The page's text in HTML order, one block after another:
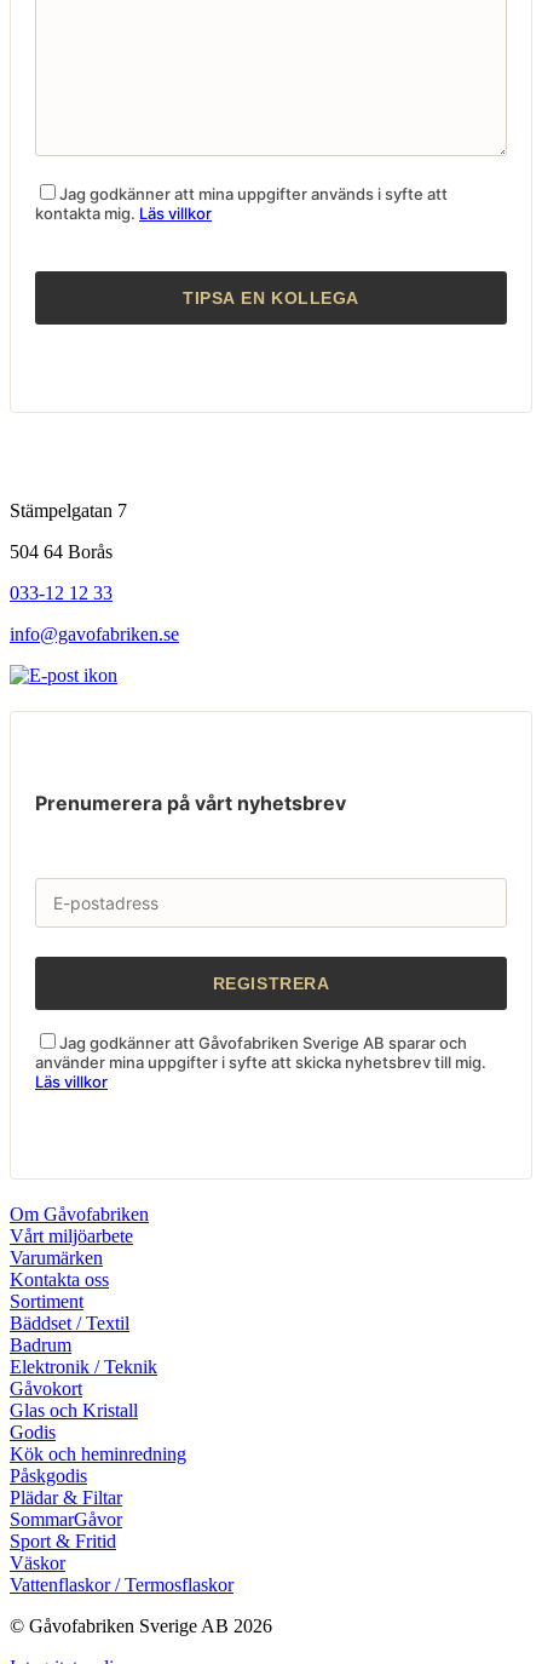
Jag godkänner att mina uppgifter används i syfte att
kontakta mig. Läs villkor
Stämpelgatan 7
504 64 Borås
033-12 12 33
info@gavofabriken.se
Prenumerera på vårt nyhetsbrev
Jag godkänner att Gåvofabriken Sverige AB sparar och
använder mina uppgifter i syfte att skicka nyhetsbrev till mig.
Läs villkor
Om Gåvofabriken
Vårt miljöarbete
Varumärken
Kontakta oss
Sortiment
Bäddset / Textil
Badrum
Elektronik / Teknik
Gåvokort
Glas och Kristall
Godis
Kök och heminredning
Påskgodis
Plädar & Filtar
SommarGåvor
Sport & Fritid
Väskor
Vattenflaskor / Termosflaskor
© Gåvofabriken Sverige AB 2026